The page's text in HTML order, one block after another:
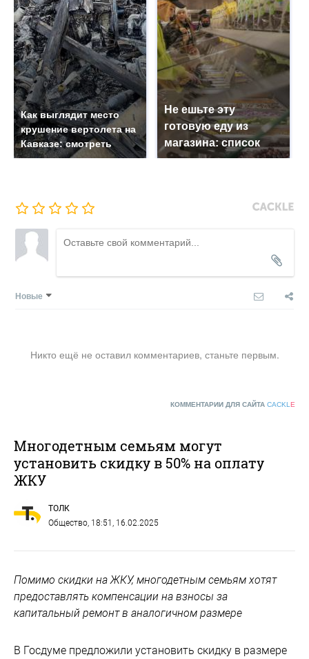
Как выглядит место
крушение вертолета на
Кавказе: смотреть
Не ешьте эту
готовую еду из
магазина: список
Новые
Никто ещё не оставил комментариев, станьте первым.
КОММЕНТАРИИ ДЛЯ САЙТА CACKL E
Многодетным семьям могут
установить скидку в 50% на оплату
ЖКУ
ТОЛК
Общество , 18:51, 16.02.2025
Помимо скидки на ЖКУ, многодетным семьям хотят
предоставлять компенсации на взносы за
капитальный ремонт в аналогичном размере
В Госдуме предложили установить скидку в размере